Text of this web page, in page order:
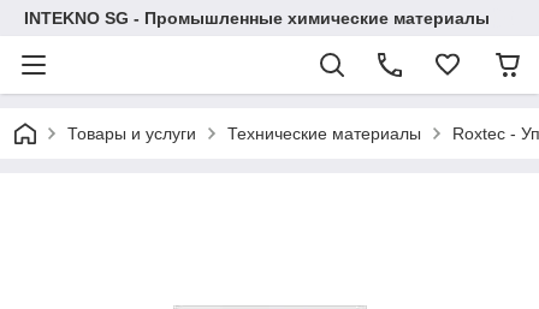
INTEKNO SG - Промышленные химические материалы
Товары и услуги Технические материалы Roxtec -